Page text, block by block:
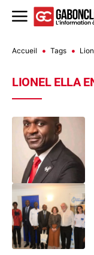
Accueil Tags
LIONEL ELLA